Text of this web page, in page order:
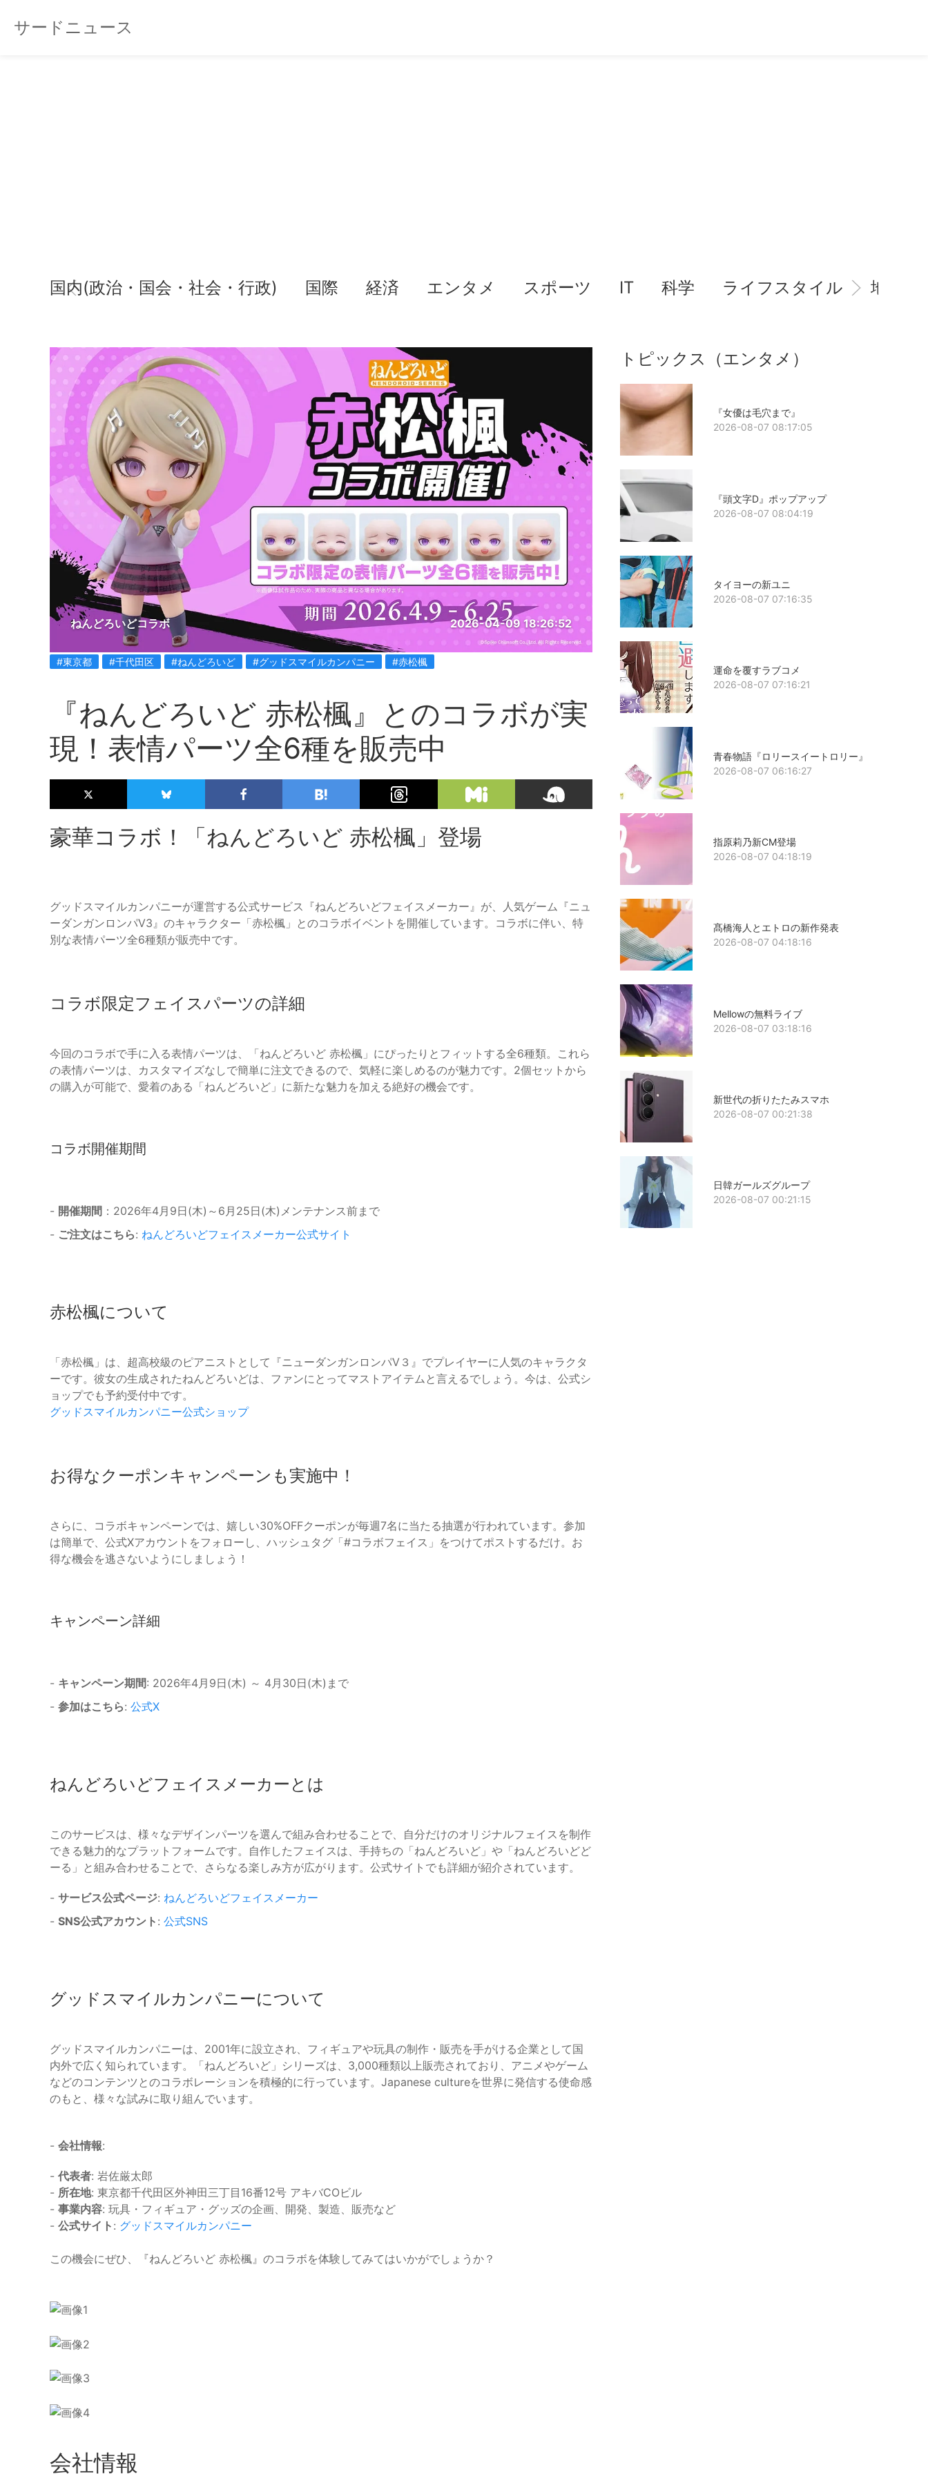
サードニュース
国内(政治・国会・社会・行政) 国際 経済 エンタメ スポーツ IT 科学 ライフスタイル 地域情
ねんどろいどコラボ 2026-04-09 18:26:52
#東京都 #千代田区 #ねんどろいど #グッドスマイルカンパニー #赤松楓
『ねんどろいど 赤松楓』とのコラボが実
現！表情パーツ全6種を販売中
豪華コラボ！「ねんどろいど 赤松楓」登場
グッドスマイルカンパニーが運営する公式サービス『ねんどろいどフェイスメーカー』が、人気ゲーム『ニュ
ーダンガンロンパV3』のキャラクター「赤松楓」とのコラボイベントを開催しています。コラボに伴い、特
別な表情パーツ全6種類が販売中です。
コラボ限定フェイスパーツの詳細
今回のコラボで手に入る表情パーツは、「ねんどろいど 赤松楓」にぴったりとフィットする全6種類。これら
の表情パーツは、カスタマイズなしで簡単に注文できるので、気軽に楽しめるのが魅力です。2個セットから
の購入が可能で、愛着のある「ねんどろいど」に新たな魅力を加える絶好の機会です。
コラボ開催期間
- 開催期間 ：2026年4月9日(木)～6月25日(木)メンテナンス前まで
- ご注文はこちら: ねんどろいどフェイスメーカー公式サイト
赤松楓について
「赤松楓」は、超高校級のピアニストとして『ニューダンガンロンパV３』でプレイヤーに人気のキャラクタ
ーです。彼女の生成されたねんどろいどは、ファンにとってマストアイテムと言えるでしょう。今は、公式シ
ョップでも予約受付中です。
グッドスマイルカンパニー公式ショップ
お得なクーポンキャンペーンも実施中！
さらに、コラボキャンペーンでは、嬉しい30%OFFクーポンが毎週7名に当たる抽選が行われています。参加
は簡単で、公式Xアカウントをフォローし、ハッシュタグ「#コラボフェイス」をつけてポストするだけ。お
得な機会を逃さないようにしましょう！
キャンペーン詳細
- キャンペーン期間: 2026年4月9日(木) ～ 4月30日(木)まで
- 参加はこちら: 公式X
ねんどろいどフェイスメーカーとは
このサービスは、様々なデザインパーツを選んで組み合わせることで、自分だけのオリジナルフェイスを制作
できる魅力的なプラットフォームです。自作したフェイスは、手持ちの「ねんどろいど」や「ねんどろいどど
ーる」と組み合わせることで、さらなる楽しみ方が広がります。公式サイトでも詳細が紹介されています。
- サービス公式ページ: ねんどろいどフェイスメーカー
- SNS公式アカウント : 公式SNS
グッドスマイルカンパニーについて
グッドスマイルカンパニーは、2001年に設立され、フィギュアや玩具の制作・販売を手がける企業として国
内外で広く知られています。「ねんどろいど」シリーズは、3,000種類以上販売されており、アニメやゲーム
などのコンテンツとのコラボレーションを積極的に行っています。Japanese cultureを世界に発信する使命感
のもと、様々な試みに取り組んでいます。
- 会社情報:
- 代表者: 岩佐厳太郎
- 所在地: 東京都千代田区外神田三丁目16番12号 アキバCOビル
- 事業内容: 玩具・フィギュア・グッズの企画、開発、製造、販売など
- 公式サイト : グッドスマイルカンパニー
この機会にぜひ、『ねんどろいど 赤松楓』のコラボを体験してみてはいかがでしょうか？
会社情報
トピックス（エンタメ）
『女優は毛穴まで』
2026-08-07 08:17:05
『頭文字D』ポップアップ
2026-08-07 08:04:19
タイヨーの新ユニ
2026-08-07 07:16:35
運命を覆すラブコメ
2026-08-07 07:16:21
青春物語『ロリースイートロリー』
2026-08-07 06:16:27
指原莉乃新CM登場
2026-08-07 04:18:19
髙橋海人とエトロの新作発表
2026-08-07 04:18:16
Mellowの無料ライブ
2026-08-07 03:18:16
新世代の折りたたみスマホ
2026-08-07 00:21:38
日韓ガールズグループ
2026-08-07 00:21:15